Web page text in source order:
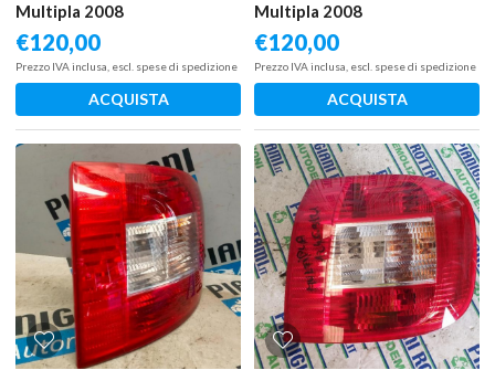
Multipla 2008
€120,00
Prezzo IVA inclusa, escl. spese di spedizione
ACQUISTA
Multipla 2008
€120,00
Prezzo IVA inclusa, escl. spese di spedizione
ACQUISTA